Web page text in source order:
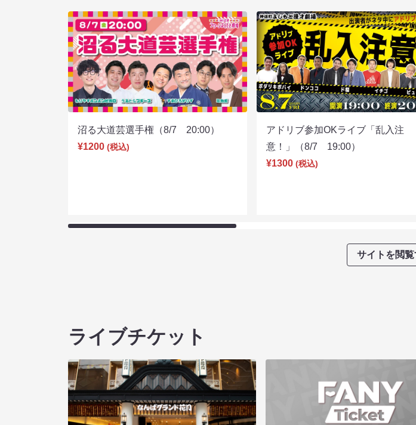
沼る大道芸選手権（8/7 20:00）
¥1200 (税込)
アドリブ参加OKライブ「乱入注
意！」（8/7 19:00）
¥1300 (税込)
サイトを閲覧
ライブチケット